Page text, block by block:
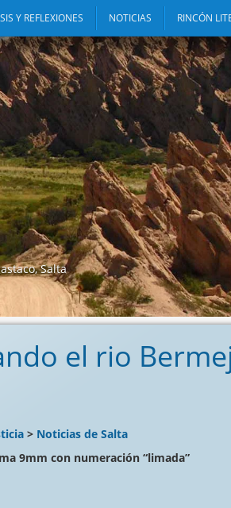
Y REFLEXIONES NOTICIAS RINCÓN
Salta
compartir y
distintos canales de
y las instituciones.
el rio
> Noticias de Salta
9mm con numeración “limada”